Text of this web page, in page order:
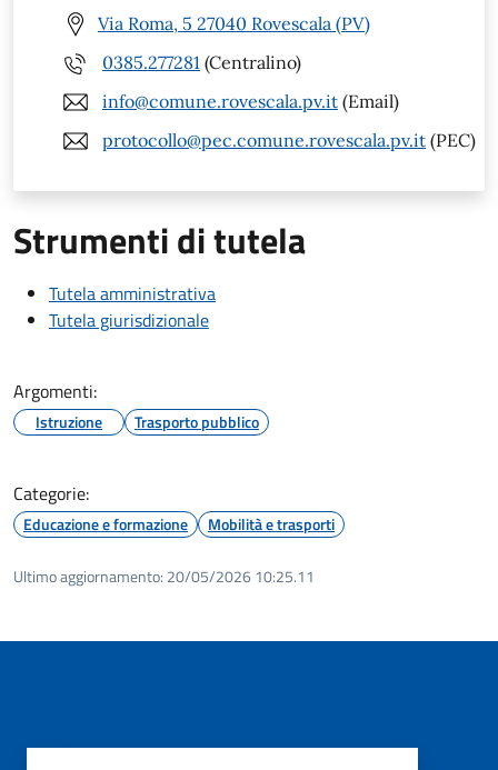
Via Roma, 5 27040 Rovescala (PV)
0385.277281 (Centralino)
info@comune.rovescala.pv.it (Email)
protocollo@pec.comune.rovescala.pv.it (PEC)
Strumenti di tutela
Tutela amministrativa
Tutela giurisdizionale
Argomenti:
Istruzione Trasporto pubblico
Categorie:
Educazione e formazione Mobilità e trasporti
Ultimo aggiornamento: 20/05/2026 10:25.11